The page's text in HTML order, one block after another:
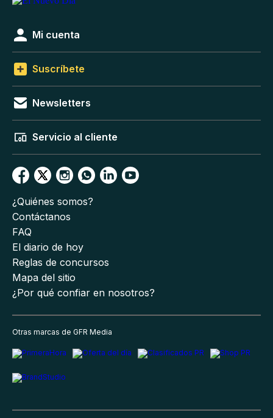
Mi cuenta
Suscríbete
Newsletters
Servicio al cliente
¿Quiénes somos?
Contáctanos
FAQ
El diario de hoy
Reglas de concursos
Mapa del sitio
¿Por qué confiar en nosotros?
Otras marcas de GFR Media